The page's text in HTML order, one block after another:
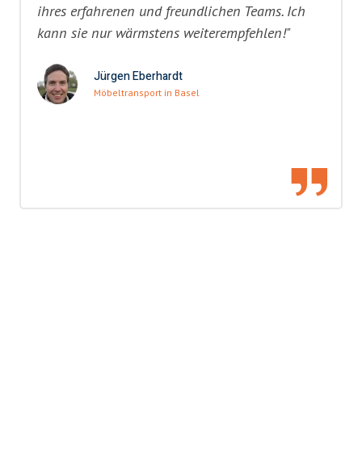
ihres erfahrenen und freundlichen Teams. Ich
kann sie nur wärmstens weiterempfehlen!"
Jürgen Eberhardt
Möbeltransport in Basel